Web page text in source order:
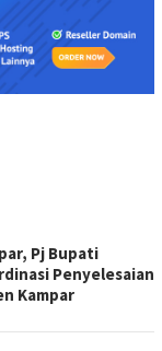
Pj Bupati
Penyelesaian
Kampar